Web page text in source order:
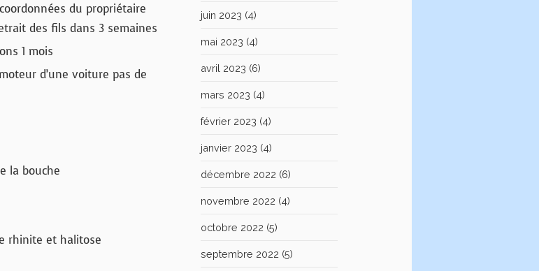
du propriétaire
des fils dans 3 semaines
1 mois
d’une voiture pas de
la bouche
rhinite et halitose
juin 2023 (4)
mai 2023 (4)
avril 2023 (6)
mars 2023 (4)
février 2023 (4)
janvier 2023 (4)
décembre 2022 (6)
novembre 2022 (4)
octobre 2022 (5)
septembre 2022 (5)